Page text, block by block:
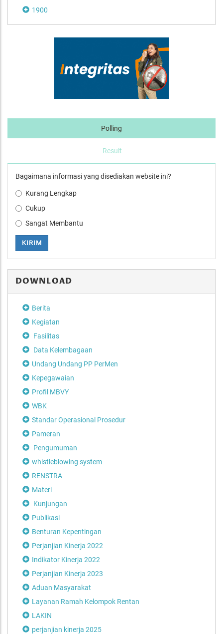
1900
Polling
Result
Bagaimana informasi yang disediakan website ini?
Kurang Lengkap
Cukup
Sangat Membantu
KIRIM
DOWNLOAD
Berita
Kegiatan
Fasilitas
Data Kelembagaan
Undang Undang PP PerMen
Kepegawaian
Profil MBVY
WBK
Standar Operasional Prosedur
Pameran
Pengumuman
whistleblowing system
RENSTRA
Materi
Kunjungan
Publikasi
Benturan Kepentingan
Perjanjian Kinerja 2022
Indikator Kinerja 2022
Perjanjian Kinerja 2023
Aduan Masyarakat
Layanan Ramah Kelompok Rentan
LAKIN
perjanjian kinerja 2025